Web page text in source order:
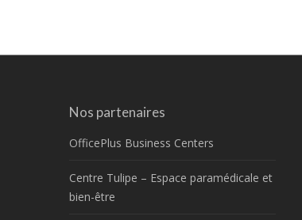
Nos partenaires
OfficePlus Business Centers
Centre Tulipe – Espace paramédicale et
bien-être